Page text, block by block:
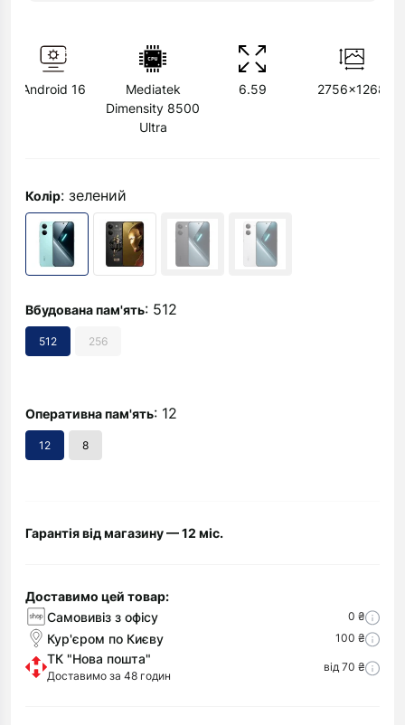
Android 16
Mediatek
Dimensity 8500
Ultra
6.59 2756x1268
Колір: зелений
Вбудована пам'ять: 512
512 256
Оперативна пам'ять: 12
12 8
Гарантія від магазину — 12 міс.
Доставимо цей товар:
Самовивіз з офісу
0 ₴
Кур'єром по Києву 100 ₴
ТК "Нова пошта"
Доставимо за 48 годин
від 70 ₴